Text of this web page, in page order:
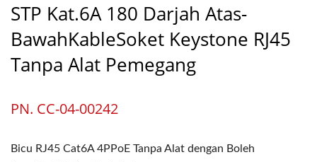
STP Kat.6A 180 Darjah Atas-
BawahKableSoket Keystone RJ45
Tanpa Alat Pemegang
PN. CC-04-00242
Bicu RJ45 Cat6A 4PPoE Tanpa Alat dengan Boleh